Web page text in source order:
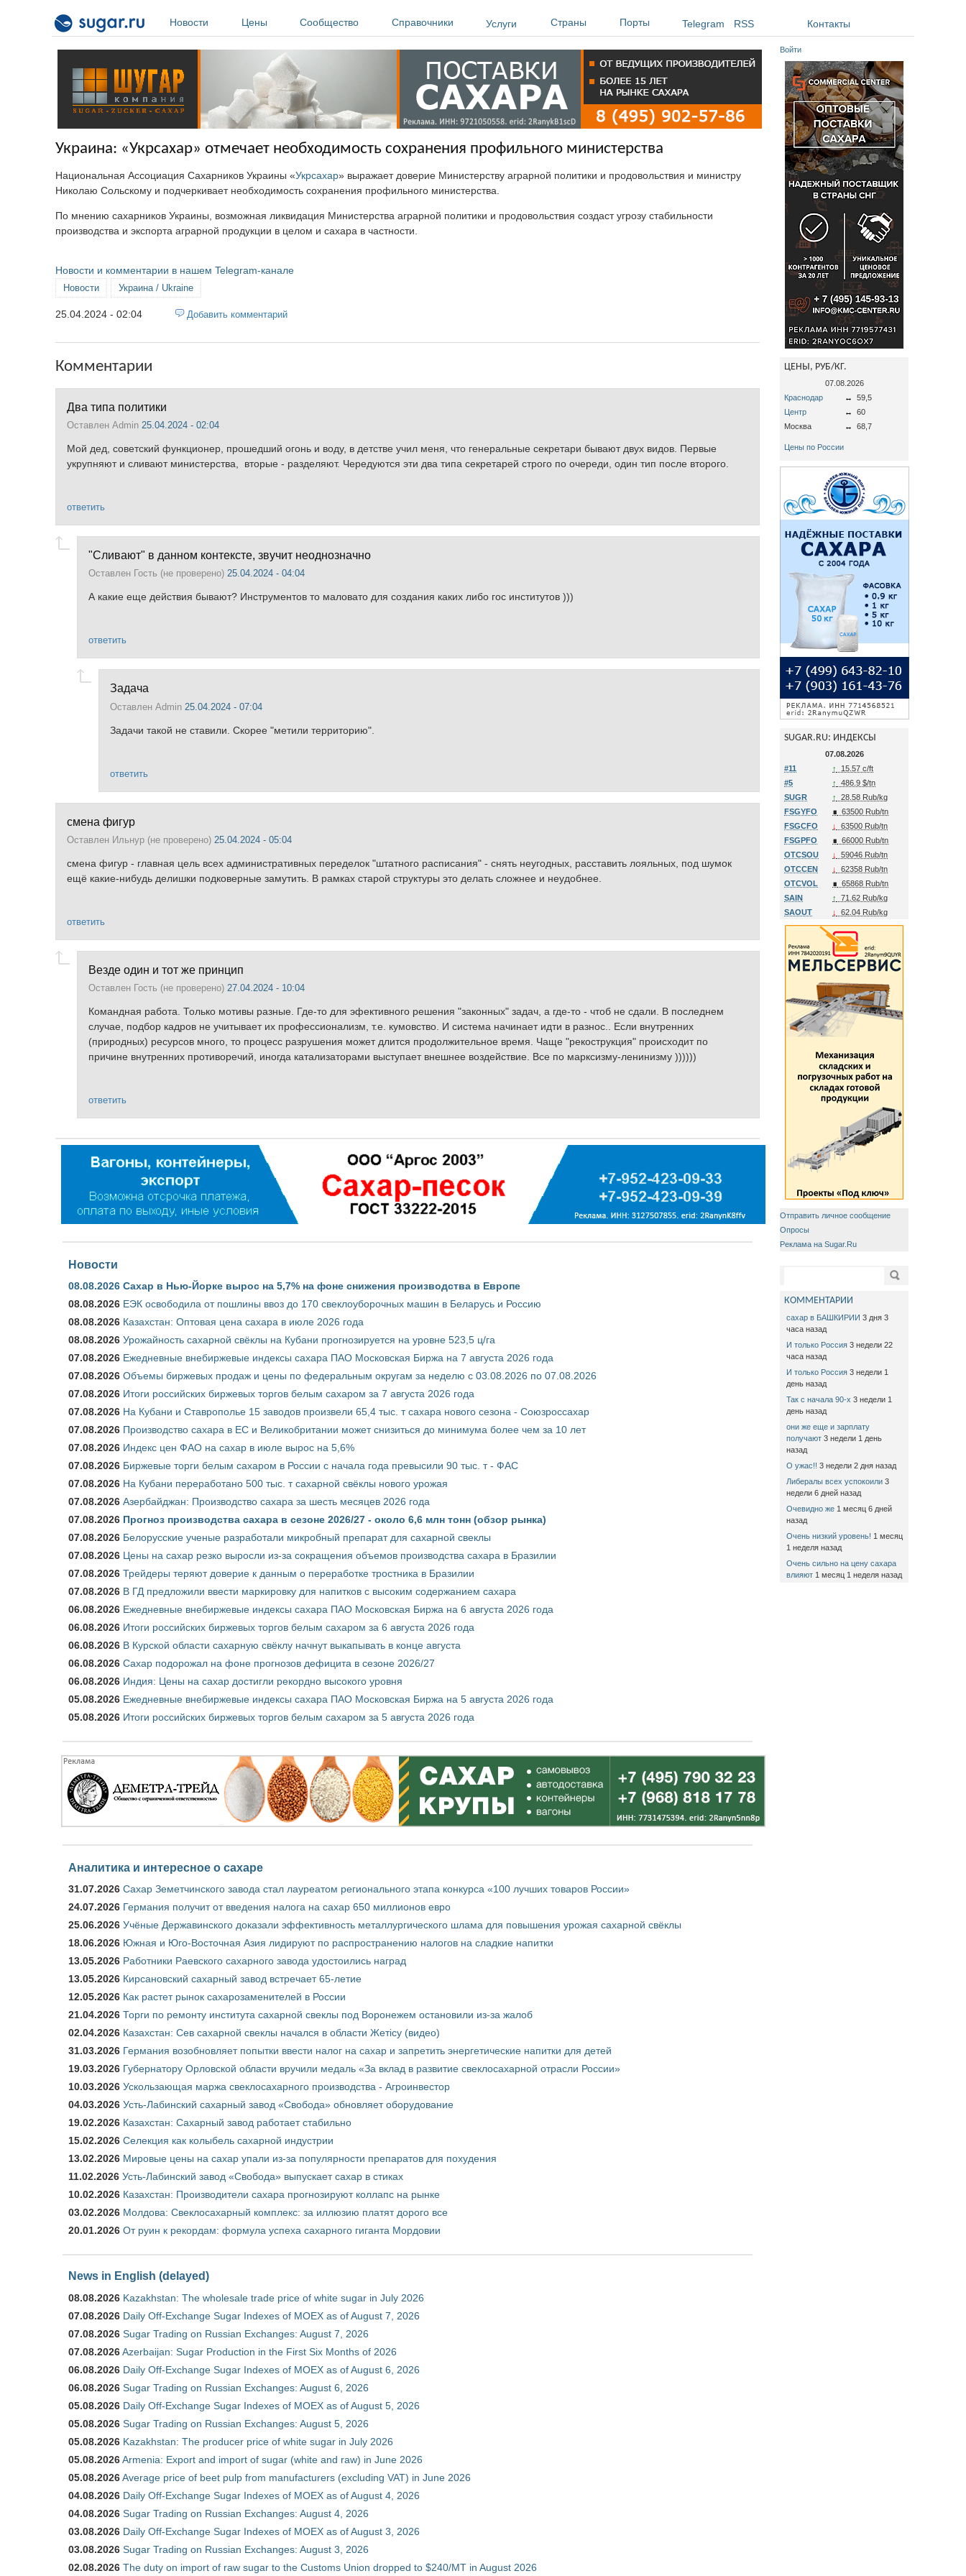
Новости
Цены Сообщество Справочники Услуги Страны Порты Telegram RSS Контакты
Украина: «Укрсахар» отмечает необходимость сохранения профильного министерства
Национальная Ассоциация Сахарников Украины «Укрсахар» выражает доверие Министерству аграрной политики и продовольствия и министру
Николаю Сольскому и подчеркивает необходимость сохранения профильного министерства.
По мнению сахарников Украины, возможная ликвидация Министерства аграрной политики и продовольствия создаст угрозу стабильности
производства и экспорта аграрной продукции в целом и сахара в частности.
Новости и комментарии в нашем Telegram-канале
Новости Украина / Ukraine
25.04.2024 - 02:04 Добавить комментарий
Комментарии
Два типа политики
Оставлен Admin 25.04.2024 - 02:04
Мой дед, советский функционер, прошедший огонь и воду, в детстве учил меня, что генеральные секретари бывают двух видов. Первые
укрупняют и сливают министерства, вторые - разделяют. Чередуются эти два типа секретарей строго по очереди, один тип после второго.
ответить
"Сливают" в данном контексте, звучит неоднозначно
Оставлен Гость (не проверено) 25.04.2024 - 04:04
А какие еще действия бывают? Инструментов то маловато для создания каких либо гос институтов )))
ответить
Задача
Оставлен Admin 25.04.2024 - 07:04
Задачи такой не ставили. Скорее "метили территорию".
ответить
смена фигур
Оставлен Ильнур (не проверено) 25.04.2024 - 05:04
смена фигур - главная цель всех административных переделок "штатного расписания" - снять неугодных, расставить лояльных, под шумок
ещё какие-нибудь делишки подковерные замутить. В рамках старой структуры это делать сложнее и неудобнее.
ответить
Везде один и тот же принцип
Оставлен Гость (не проверено) 27.04.2024 - 10:04
Командная работа. Только мотивы разные. Где-то для эфективного решения "законных" задач, а где-то - чтоб не сдали. В последнем
случае, подбор кадров не учитывает их профессионализм, т.е. кумовство. И система начинает идти в разнос.. Если внутренних
(природных) ресурсов много, то процесс разрушения может длится продолжительное время. Чаще "рекострукция" происходит по
причине внутренних противоречий, иногда катализаторами выступает внешнее воздействие. Все по марксизму-ленинизму ))))))
ответить
Новости
08.08.2026 Сахар в Нью-Йорке вырос на 5,7% на фоне снижения производства в Европе
08.08.2026 ЕЭК освободила от пошлины ввоз до 170 свеклоуборочных машин в Беларусь и Россию
08.08.2026 Казахстан: Оптовая цена сахара в июле 2026 года
08.08.2026 Урожайность сахарной свёклы на Кубани прогнозируется на уровне 523,5 ц/га
07.08.2026 Ежедневные внебиржевые индексы сахара ПАО Московская Биржа на 7 августа 2026 года
07.08.2026 Объемы биржевых продаж и цены по федеральным округам за неделю с 03.08.2026 по 07.08.2026
07.08.2026 Итоги российских биржевых торгов белым сахаром за 7 августа 2026 года
07.08.2026 На Кубани и Ставрополье 15 заводов произвели 65,4 тыс. т сахара нового сезона - Союзроссахар
07.08.2026 Производство сахара в ЕС и Великобритании может снизиться до минимума более чем за 10 лет
07.08.2026 Индекс цен ФАО на сахар в июле вырос на 5,6%
07.08.2026 Биржевые торги белым сахаром в России с начала года превысили 90 тыс. т - ФАС
07.08.2026 На Кубани переработано 500 тыс. т сахарной свёклы нового урожая
07.08.2026 Азербайджан: Производство сахара за шесть месяцев 2026 года
07.08.2026 Прогноз производства сахара в сезоне 2026/27 - около 6,6 млн тонн (обзор рынка)
07.08.2026 Белорусские ученые разработали микробный препарат для сахарной свеклы
07.08.2026 Цены на сахар резко выросли из-за сокращения объемов производства сахара в Бразилии
07.08.2026 Трейдеры теряют доверие к данным о переработке тростника в Бразилии
07.08.2026 В ГД предложили ввести маркировку для напитков с высоким содержанием сахара
06.08.2026 Ежедневные внебиржевые индексы сахара ПАО Московская Биржа на 6 августа 2026 года
06.08.2026 Итоги российских биржевых торгов белым сахаром за 6 августа 2026 года
06.08.2026 В Курской области сахарную свёклу начнут выкапывать в конце августа
06.08.2026 Сахар подорожал на фоне прогнозов дефицита в сезоне 2026/27
06.08.2026 Индия: Цены на сахар достигли рекордно высокого уровня
05.08.2026 Ежедневные внебиржевые индексы сахара ПАО Московская Биржа на 5 августа 2026 года
05.08.2026 Итоги российских биржевых торгов белым сахаром за 5 августа 2026 года
Аналитика и интересное о сахаре
31.07.2026 Сахар Земетчинского завода стал лауреатом регионального этапа конкурса «100 лучших товаров России»
24.07.2026 Германия получит от введения налога на сахар 650 миллионов евро
25.06.2026 Учёные Державинского доказали эффективность металлургического шлама для повышения урожая сахарной свёклы
18.06.2026 Южная и Юго-Восточная Азия лидируют по распространению налогов на сладкие напитки
13.05.2026 Работники Раевского сахарного завода удостоились наград
13.05.2026 Кирсановский сахарный завод встречает 65-летие
12.05.2026 Как растет рынок сахарозаменителей в России
21.04.2026 Торги по ремонту института сахарной свеклы под Воронежем остановили из-за жалоб
02.04.2026 Казахстан: Сев сахарной свеклы начался в области Жетісу (видео)
31.03.2026 Германия возобновляет попытки ввести налог на сахар и запретить энергетические напитки для детей
19.03.2026 Губернатору Орловской области вручили медаль «За вклад в развитие свеклосахарной отрасли России»
10.03.2026 Ускользающая маржа свеклосахарного производства - Агроинвестор
04.03.2026 Усть-Лабинский сахарный завод «Свобода» обновляет оборудование
19.02.2026 Казахстан: Сахарный завод работает стабильно
15.02.2026 Селекция как колыбель сахарной индустрии
13.02.2026 Мировые цены на сахар упали из-за популярности препаратов для похудения
11.02.2026 Усть-Лабинский завод «Свобода» выпускает сахар в стиках
10.02.2026 Казахстан: Производители сахара прогнозируют коллапс на рынке
03.02.2026 Молдова: Свеклосахарный комплекс: за иллюзию платят дорого все
20.01.2026 От руин к рекордам: формула успеха сахарного гиганта Мордовии
News in English (delayed)
08.08.2026 Kazakhstan: The wholesale trade price of white sugar in July 2026
07.08.2026 Daily Off-Exchange Sugar Indexes of MOEX as of August 7, 2026
07.08.2026 Sugar Trading on Russian Exchanges: August 7, 2026
07.08.2026Azerbaijan: Sugar Production in the First Six Months of 2026
06.08.2026 Daily Off-Exchange Sugar Indexes of MOEX as of August 6, 2026
06.08.2026 Sugar Trading on Russian Exchanges: August 6, 2026
05.08.2026 Daily Off-Exchange Sugar Indexes of MOEX as of August 5, 2026
05.08.2026 Sugar Trading on Russian Exchanges: August 5, 2026
05.08.2026 Kazakhstan: The producer price of white sugar in July 2026
05.08.2026Armenia: Export and import of sugar (white and raw) in June 2026
05.08.2026Average price of beet pulp from manufacturers (excluding VAT) in June 2026
04.08.2026 Daily Off-Exchange Sugar Indexes of MOEX as of August 4, 2026
04.08.2026 Sugar Trading on Russian Exchanges: August 4, 2026
03.08.2026 Daily Off-Exchange Sugar Indexes of MOEX as of August 3, 2026
03.08.2026 Sugar Trading on Russian Exchanges: August 3, 2026
02.08.2026 The duty on import of raw sugar to the Customs Union dropped to $240/MT in August 2026
Войти
ЦЕНЫ, РУБ/КГ.
07.08.2026
Краснодар
↔
59,5
Центр
↔
60
Москва
↔ 68,7
Цены по России
SUGAR.RU: ИНДЕКСЫ
07.08.2026
#11
↑
15.57 c/ft
#5
↑
486.9 $/tn
SUGR
↑
28.58 Rub/kg
FSGYFO
∎ 63500 Rub/tn
FSGCFO
↓
63500 Rub/tn
FSGPFO
∎ 66000 Rub/tn
OTCSOU
↓
59046 Rub/tn
OTCCEN
↓
62358 Rub/tn
OTCVOL
∎ 65868 Rub/tn
SAIN
↑
71.62 Rub/kg
SAOUT
↓ 62.04 Rub/kg
Отправить личное сообщение
Опросы
Реклама на Sugar.Ru
Поиск
КОММЕНТАРИИ
сахар в БАШКИРИИ 3 дня 3
часа назад
И только Россия 3 недели 22
часа назад
И только Россия 3 недели 1
день назад
Так с начала 90-х 3 недели 1
день назад
они же еще и зарплату
получают 3 недели 1 день
назад
О ужас!! 3 недели 2 дня назад
Либералы всех успокоили 3
недели 6 дней назад
Очевидно же 1 месяц 6 дней
назад
Очень низкий уровень! 1 месяц
1 неделя назад
Очень сильно на цену сахара
влияют 1 месяц 1 неделя назад